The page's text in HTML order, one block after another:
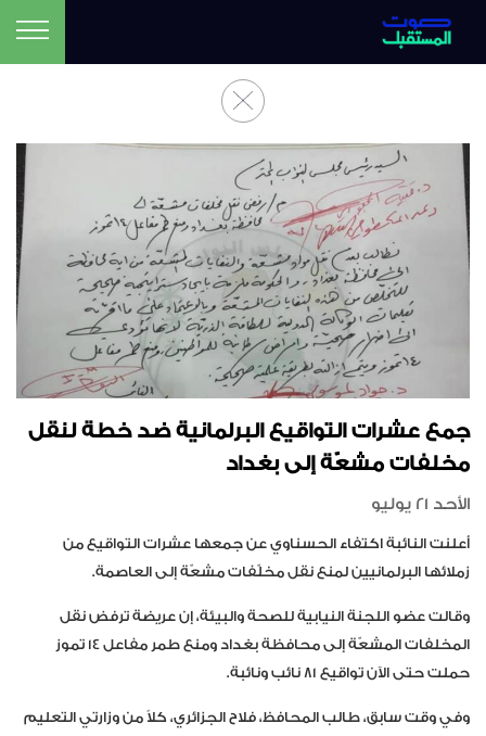
جمع عشرات التواقيع البرلمانية ضد خطة لنقل
مخلفات مشعّة إلى بغداد
الأحد 21 يوليو
أعلنت النائبة اكتفاء الحسناوي عن جمعها عشرات التواقيع من
زملائها البرلمانيين لمنع نقل مخلّفات مشعّة إلى العاصمة.
وقالت عضو اللجنة النيابية للصحة والبيئة، إن عريضة ترفض نقل
المخلفات المشعّة إلى محافظة بغداد ومنع طمر مفاعل 14 تموز
حملت حتى الآن تواقيع 81 نائب ونائبة.
وفي وقت سابق، طالب المحافظ، فلاح الجزائري، كلاً من وزارتي التعليم